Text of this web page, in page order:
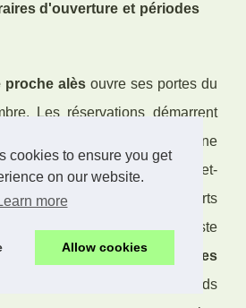
cookies to ensure you get
on our website.
more
Allow cookies
d'ouverture et périodes
proche alèsouvre ses portes du
Les réservations démarrent
estivale. L'accueil fonctionne
et de 9h à 18h hors juillet-
entre 15h et 19h, les départs
téléphonique reste
Lecamping Cévennes
également des week-ends